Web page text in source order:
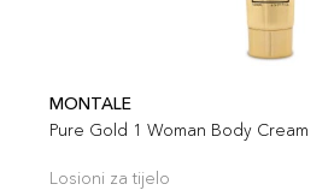
MONTALE
Pure Gold 1 Woman Body Cream
Losioni za tijelo